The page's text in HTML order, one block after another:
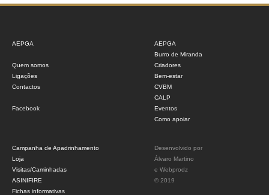
AEPGA
Quem somos
Ligações
Contactos
Facebook
AEPGA
Burro de Miranda
Criadores
Bem-estar
CVBM
CALP
Eventos
Como apoiar
Campanha de Apadrinhamento
Loja
Visitas/Caminhadas
ASINIFIRE
Fichas informativas
Desenvolvido por
Álvaro Martino
e Webprodz
© 2019